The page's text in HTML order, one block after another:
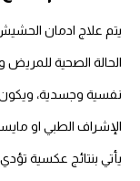
يتم علاج ادمان
الحالة الصحية للمريض
نفسية وجسدية،
الإشراف الطبي او
يأتي بنتائج عكسية